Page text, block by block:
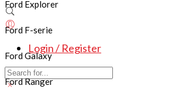
Login / Register
Ford Explorer
Ford F-serie
Ford Galaxy
Ford Ranger